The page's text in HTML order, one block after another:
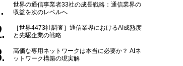
世界の通信事業者33社の成長戦略：通信業界の
収益を次のレベルへ
［世界4473社調査］通信業界におけるAI成熟度
と先駆企業の戦略
高価な専用ネットワークは本当に必要か？ AIネ
ットワーク構築の現実解